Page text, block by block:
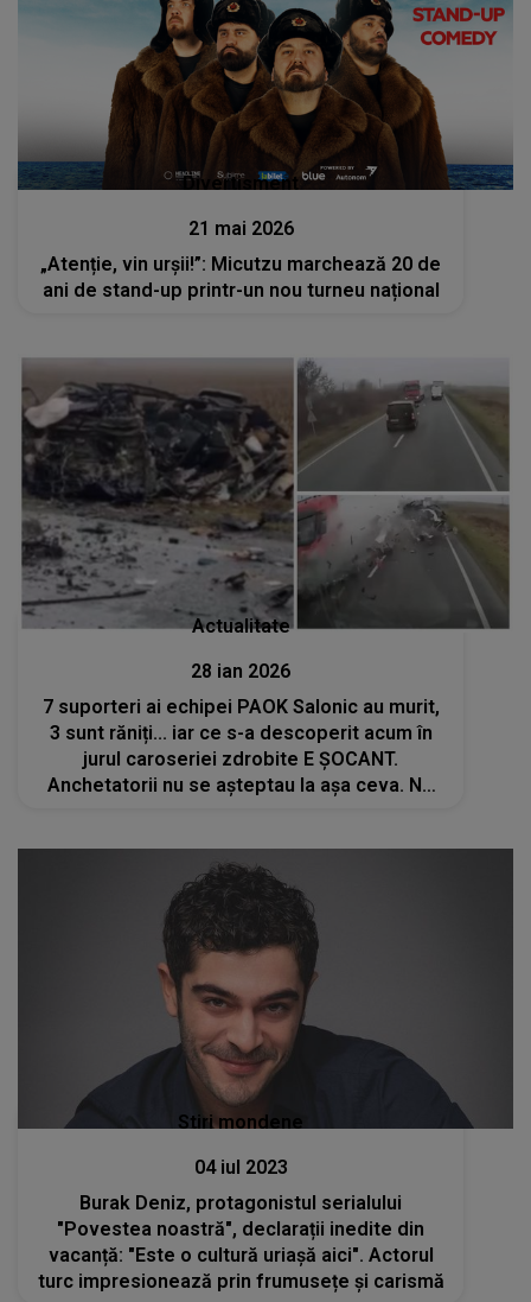
Divertisment
21 mai 2026
„Atenție, vin urșii!”: Micutzu marchează 20 de
ani de stand-up printr-un nou turneu național
Actualitate
28 ian 2026
7 suporteri ai echipei PAOK Salonic au murit,
3 sunt răniți... iar ce s-a descoperit acum în
jurul caroseriei zdrobite E ȘOCANT.
Anchetatorii nu se așteptau la așa ceva. NU
Stiri mondene
04 iul 2023
Burak Deniz, protagonistul serialului
"Povestea noastră", declarații inedite din
vacanță: "Este o cultură uriașă aici". Actorul
turc impresionează prin frumusețe și carismă